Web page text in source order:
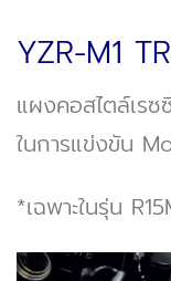
YZR-M1
แผงคอสไตล์เร
ในการแข่งขัน
*เฉพาะในรุ่น